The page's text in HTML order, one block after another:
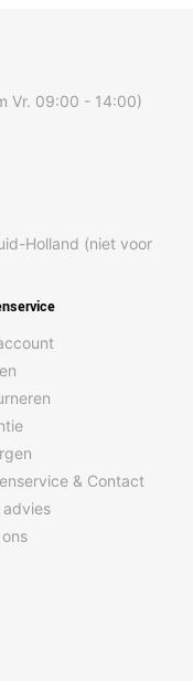
Vr. 09:00 - 14:00)
Holland (niet voor
& Contact
advies